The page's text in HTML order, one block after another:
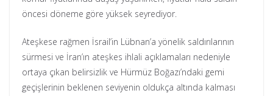
öncesi döneme göre yüksek seyrediyor.
Ateşkese rağmen İsrail’in Lübnan’a yönelik saldırılarının
sürmesi ve İran’ın ateşkes ihlali açıklamaları nedeniyle
ortaya çıkan belirsizlik ve Hürmüz Boğazı’ndaki gemi
geçişlerinin beklenen seviyenin oldukça altında kalması